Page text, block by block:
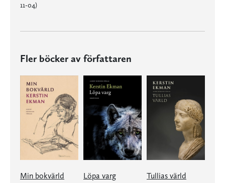
11-04)
Fler böcker av författaren
Min bokvärld Löpa varg Tullias värld